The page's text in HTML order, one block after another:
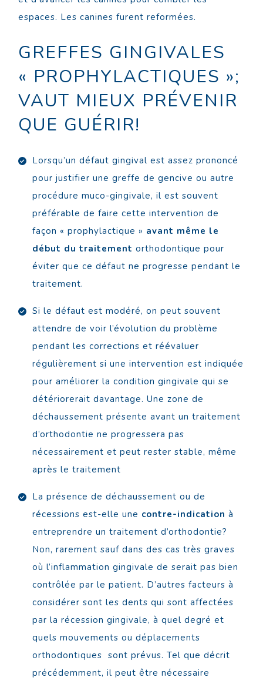
espaces. Les canines furent reformées.
GREFFES GINGIVALES
« PROPHYLACTIQUES »;
VAUT MIEUX PRÉVENIR
QUE GUÉRIR!
Lorsqu’un défaut gingival est assez prononcé
pour justifier une greffe de gencive ou autre
procédure muco-gingivale, il est souvent
préférable de faire cette intervention de
façon « prophylactique » avant même le
début du traitement orthodontique pour
éviter que ce défaut ne progresse pendant le
traitement.
Si le défaut est modéré, on peut souvent
attendre de voir l’évolution du problème
pendant les corrections et réévaluer
régulièrement si une intervention est indiquée
pour améliorer la condition gingivale qui se
détériorerait davantage. Une zone de
déchaussement présente avant un traitement
d’orthodontie ne progressera pas
nécessairement et peut rester stable, même
après le traitement
La présence de déchaussement ou de
récessions est-elle une contre-indication à
entreprendre un traitement d’orthodontie?
Non, rarement sauf dans des cas très graves
où l’inflammation gingivale de serait pas bien
contrôlée par le patient. D’autres facteurs à
considérer sont les dents qui sont affectées
par la récession gingivale, à quel degré et
quels mouvements ou déplacements
orthodontiques sont prévus. Tel que décrit
précédemment, il peut être nécessaire